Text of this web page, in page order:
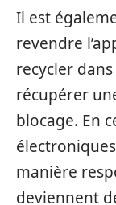
Il est
revendre
recycler
récupérer
blocage. En
manière
deviennent